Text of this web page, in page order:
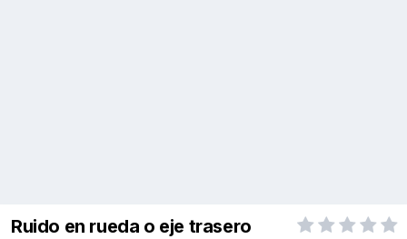
Ruido en rueda o eje trasero